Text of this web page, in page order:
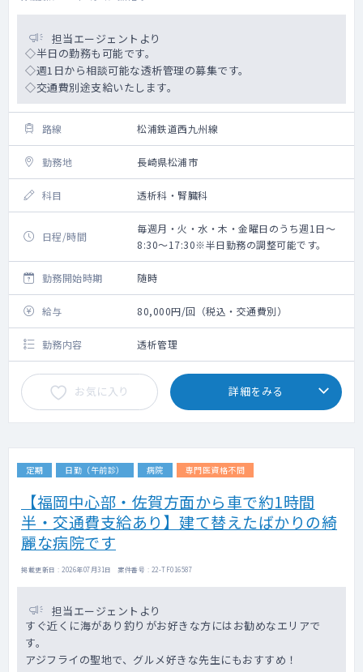
担当エージェントより
◇半日の勤務も可能です。
◇週1日から相談可能な透析管理の募集です。
◇交通費別途支給いたします。
路線 松浦鉄道西九州線
勤務地 長崎県松浦市
科目 透析科・腎臓科
日程/時間
毎週月・火・水・木・金曜日のうち週1日～
8:30～17:30※半日勤務の調整可能です。
勤務開始時期 随時
給与 80,000円/回（税込・交通費別）
勤務内容 透析管理
お気に入り 詳細をみる
定期 日勤（午前診） 病院 専門医資格不問
【福岡中心部・佐賀方面から車で約1時間
半・交通費支給あり】建て替えたばかりの綺
麗な病院です
掲載更新日 : 2026年07月31日 案件番号 : 22-TF016587
担当エージェントより
すぐ近くに海があり釣りがお好きな方にはお勧めなエリアで
す。
アジフライの聖地で、グルメ好きな先生にもおすすめ！